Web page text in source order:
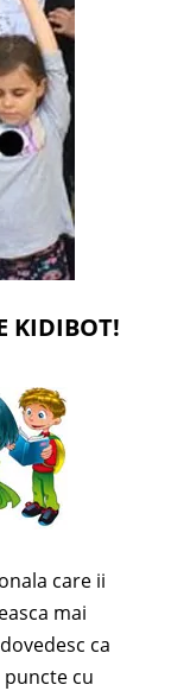
KIDIBOT!
care ii
mai
ca
cu